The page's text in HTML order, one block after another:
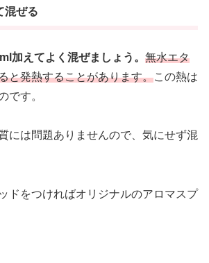
混ぜる
加えてよく混ぜましょう。 無水エタ
と発熱することがあります。この熱は
です。
には問題ありませんので、気にせず混
ドをつければオリジナルのアロマスプ